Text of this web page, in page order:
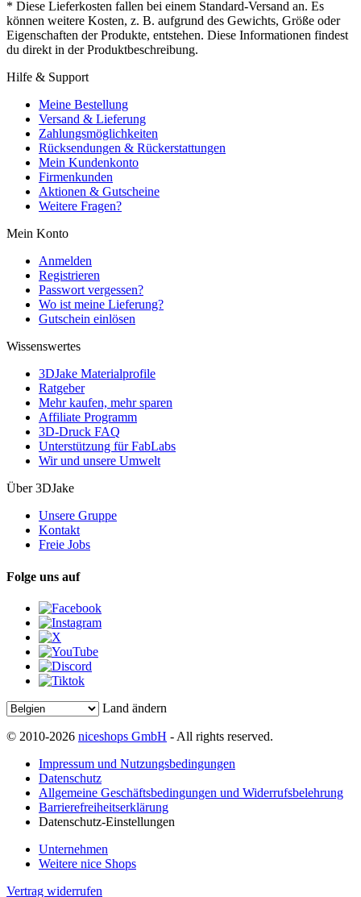
* Diese Lieferkosten fallen bei einem Standard-Versand an. Es
können weitere Kosten, z. B. aufgrund des Gewichts, Größe oder
Eigenschaften der Produkte, entstehen. Diese Informationen findest
du direkt in der Produktbeschreibung.
Hilfe & Support
Meine Bestellung
Versand & Lieferung
Zahlungsmöglichkeiten
Rücksendungen & Rückerstattungen
Mein Kundenkonto
Firmenkunden
Aktionen & Gutscheine
Weitere Fragen?
Mein Konto
Anmelden
Registrieren
Passwort vergessen?
Wo ist meine Lieferung?
Gutschein einlösen
Wissenswertes
3DJake Materialprofile
Ratgeber
Mehr kaufen, mehr sparen
Affiliate Programm
3D-Druck FAQ
Unterstützung für FabLabs
Wir und unsere Umwelt
Über 3DJake
Unsere Gruppe
Kontakt
Freie Jobs
Folge uns auf
Land ändern
© 2010-2026 niceshops GmbH - All rights reserved.
Impressum und Nutzungsbedingungen
Datenschutz
Allgemeine Geschäftsbedingungen und Widerrufsbelehrung
Barrierefreiheitserklärung
Datenschutz-Einstellungen
Unternehmen
Weitere nice Shops
Vertrag widerrufen